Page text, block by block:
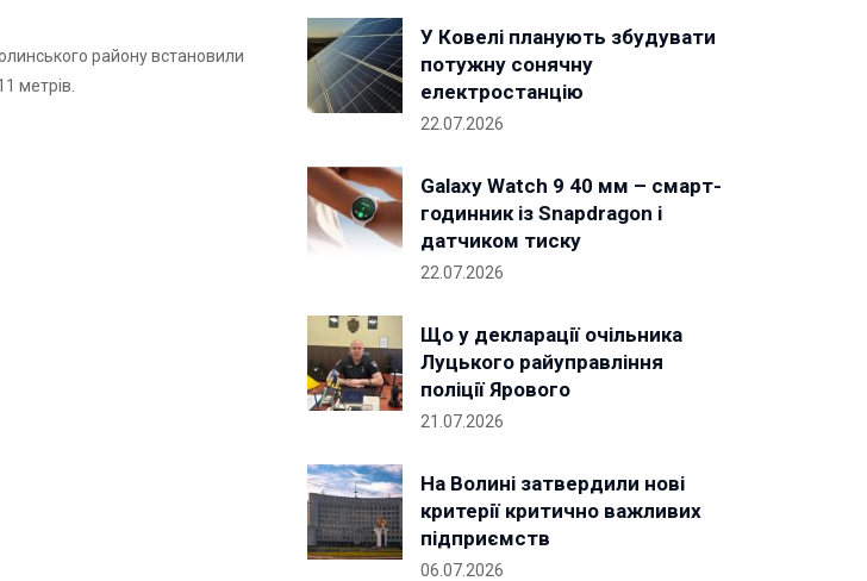
району встановили
метрів.
У Ковелі планують збудувати
потужну сонячну
електростанцію
22.07.2026
Galaxy Watch 9 40 мм – смарт-
годинник із Snapdragon і
датчиком тиску
22.07.2026
Що у декларації очільника
Луцького райуправління
поліції Ярового
21.07.2026
На Волині затвердили нові
критерії критично важливих
підприємств
06.07.2026